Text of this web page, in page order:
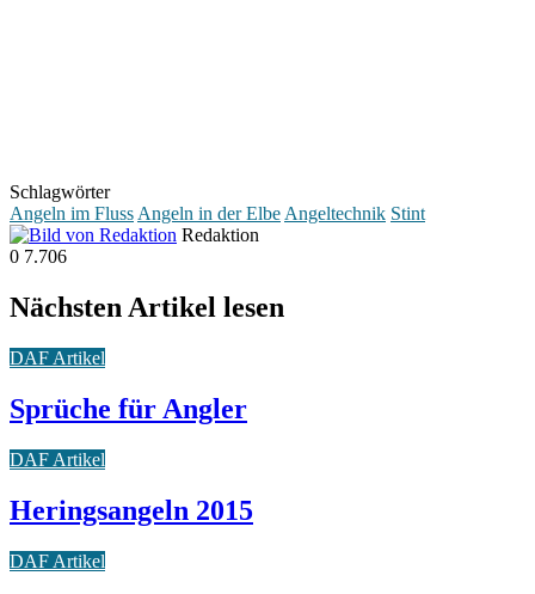
Schlagwörter
Angeln im Fluss Angeln in der Elbe Angeltechnik Stint
Redaktion
0 7.706
Nächsten Artikel lesen
DAF Artikel
Sprüche für Angler
DAF Artikel
Heringsangeln 2015
DAF Artikel